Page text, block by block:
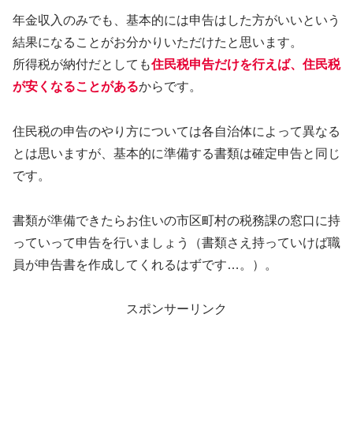
年金収入のみでも、基本的には申告はした方がいいという
結果になることがお分かりいただけたと思います。
所得税が納付だとしても住民税申告だけを行えば、住民税
が安くなることがあるからです。
住民税の申告のやり方については各自治体によって異なる
とは思いますが、基本的に準備する書類は確定申告と同じ
です。
書類が準備できたらお住いの市区町村の税務課の窓口に持
っていって申告を行いましょう（書類さえ持っていけば職
員が申告書を作成してくれるはずです…。）。
スポンサーリンク